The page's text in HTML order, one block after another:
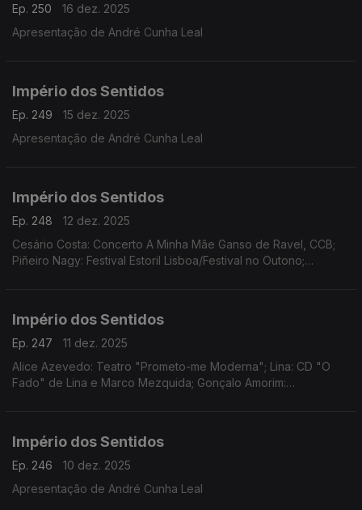
Ep. 250
16 dez. 2025
Apresentação de André Cunha Leal
Império dos Sentidos
Ep. 249
15 dez. 2025
Apresentação de André Cunha Leal
Império dos Sentidos
Ep. 248
12 dez. 2025
Cesário Costa: Concerto A Minha Mãe Ganso de Ravel, CCB;
Piñeiro Nagy: Festival Estoril Lisboa/Festival no Outono;
Império dos Sentidos
Ep. 247
11 dez. 2025
Alice Azevedo: Teatro "Prometo-me Moderna"; Lina: CD "O
Fado" de Lina e Marco Mezquida; Gonçalo Amorim:
Império dos Sentidos
Ep. 246
10 dez. 2025
Apresentação de André Cunha Leal